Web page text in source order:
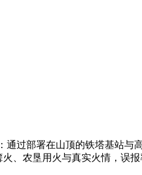
过部署在山顶的铁塔基站与
、农垦用火与真实火情，误